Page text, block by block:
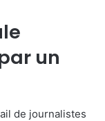
un
de journalistes